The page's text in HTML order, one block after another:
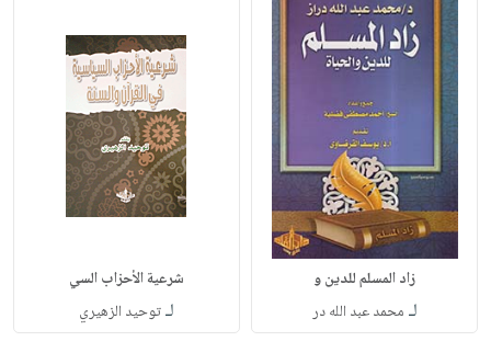
زاد المسلم للدين و
لـ محمد عبد الله در
شرعية الأحزاب السي
لـتوحيد الزهيري